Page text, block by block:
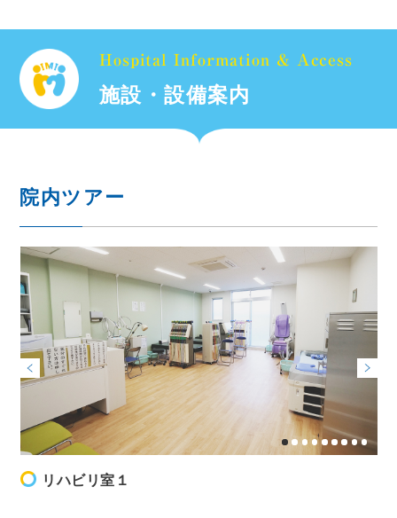
Hospital Information & Access
施設・設備案内
院内ツアー
リハビリ室１